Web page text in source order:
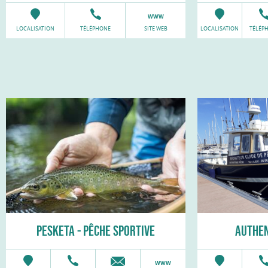
LOCALISATION TÉLÉPHONE SITE WEB LOCALISATION
PESKETA - PÊCHE SPORTIVE